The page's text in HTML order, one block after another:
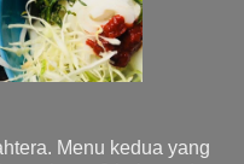
Menu kedua yang